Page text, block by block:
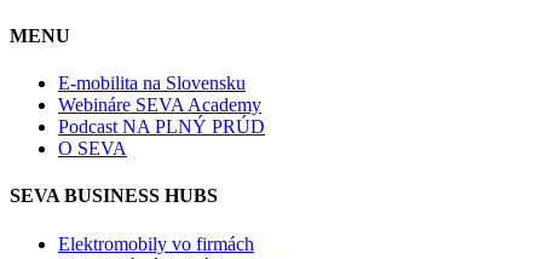
MENU
E-mobilita na Slovensku
Webináre SEVA Academy
Podcast NA PLNÝ PRÚD
O SEVA
SEVA BUSINESS HUBS
Elektromobily vo firmách